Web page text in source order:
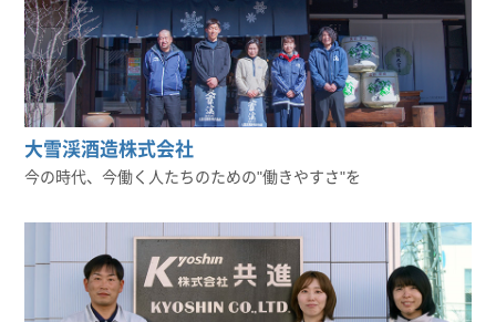
大雪渓酒造株式会社
今の時代、今働く人たちのための"働きやすさ"を